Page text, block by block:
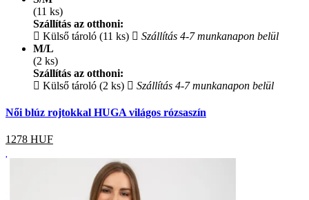
(11 ks)
Szállítás az otthoni:
Külső tároló (11 ks)
Szállítás 4-7 munkanapon belül
M/L
(2 ks)
Szállítás az otthoni:
Külső tároló (2 ks)
Szállítás 4-7 munkanapon belül
Női blúz rojtokkal HUGA világos rózsaszín
1278 HUF